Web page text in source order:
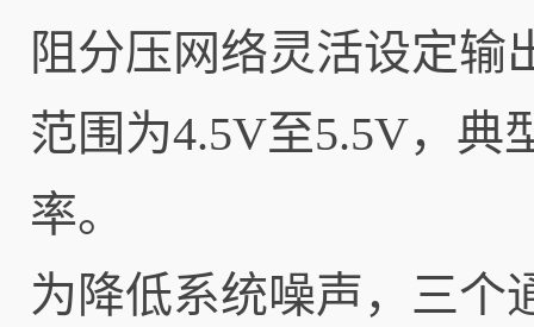
阻分压网络灵活设定输
范围为4.5V至5.5V，典
率。
为降低系统噪声，三个